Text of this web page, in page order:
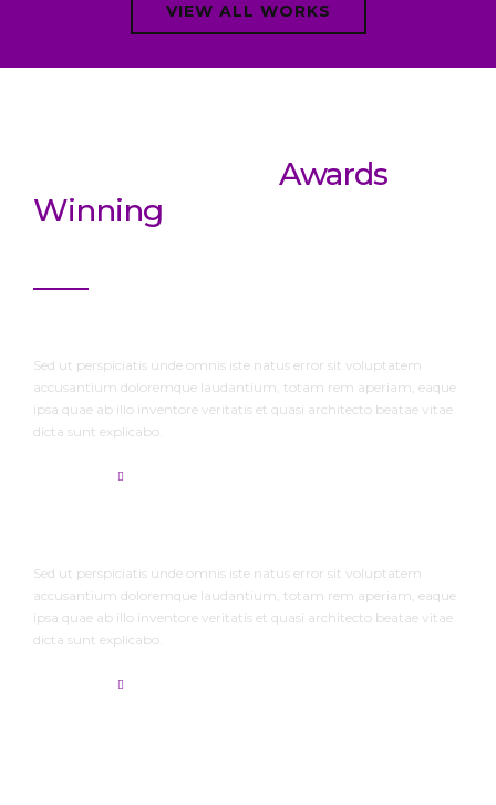
VIEW ALL WORKS
Awards
Winning
Sed ut perspiciatis unde omnis iste natus error sit voluptatem
accusantium doloremque laudantium, totam rem aperiam, eaque
ipsa quae ab illo inventore veritatis et quasi architecto beatae vitae
dicta sunt explicabo.
Sed ut perspiciatis unde omnis iste natus error sit voluptatem
accusantium doloremque laudantium, totam rem aperiam, eaque
ipsa quae ab illo inventore veritatis et quasi architecto beatae vitae
dicta sunt explicabo.